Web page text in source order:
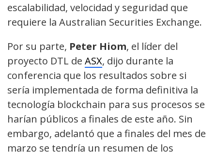
escalabilidad, velocidad y seguridad que
requiere la Australian Securities Exchange.
Por su parte, Peter Hiom, el líder del
proyecto DTL de ASX, dijo durante la
conferencia que los resultados sobre si
sería implementada de forma definitiva la
tecnología blockchain para sus procesos se
harían públicos a finales de este año. Sin
embargo, adelantó que a finales del mes de
marzo se tendría un resumen de los